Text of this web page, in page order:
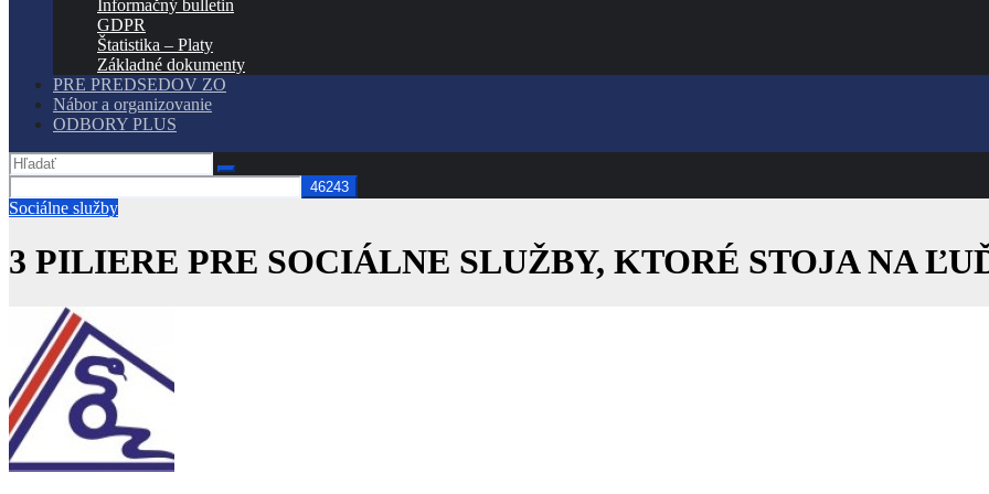
Informačný bulletin
GDPR
Štatistika – Platy
Základné dokumenty
PRE PREDSEDOV ZO
Nábor a organizovanie
ODBORY PLUS
Sociálne služby
3 PILIERE PRE SOCIÁLNE SLUŽBY, KTORÉ STOJA NA